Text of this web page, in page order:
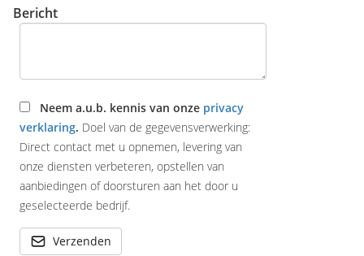
Bericht
Neem a.u.b. kennis van onze privacy
verklaring. Doel van de gegevensverwerking:
Direct contact met u opnemen, levering van
onze diensten verbeteren, opstellen van
aanbiedingen of doorsturen aan het door u
geselecteerde bedrijf.
Verzenden